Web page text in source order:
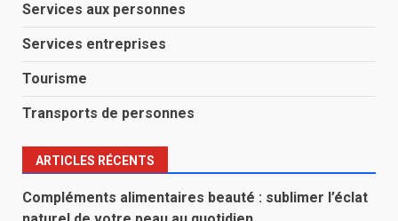
Services aux personnes
Services entreprises
Tourisme
Transports de personnes
ARTICLES RÉCENTS
Compléments alimentaires beauté : sublimer l’éclat